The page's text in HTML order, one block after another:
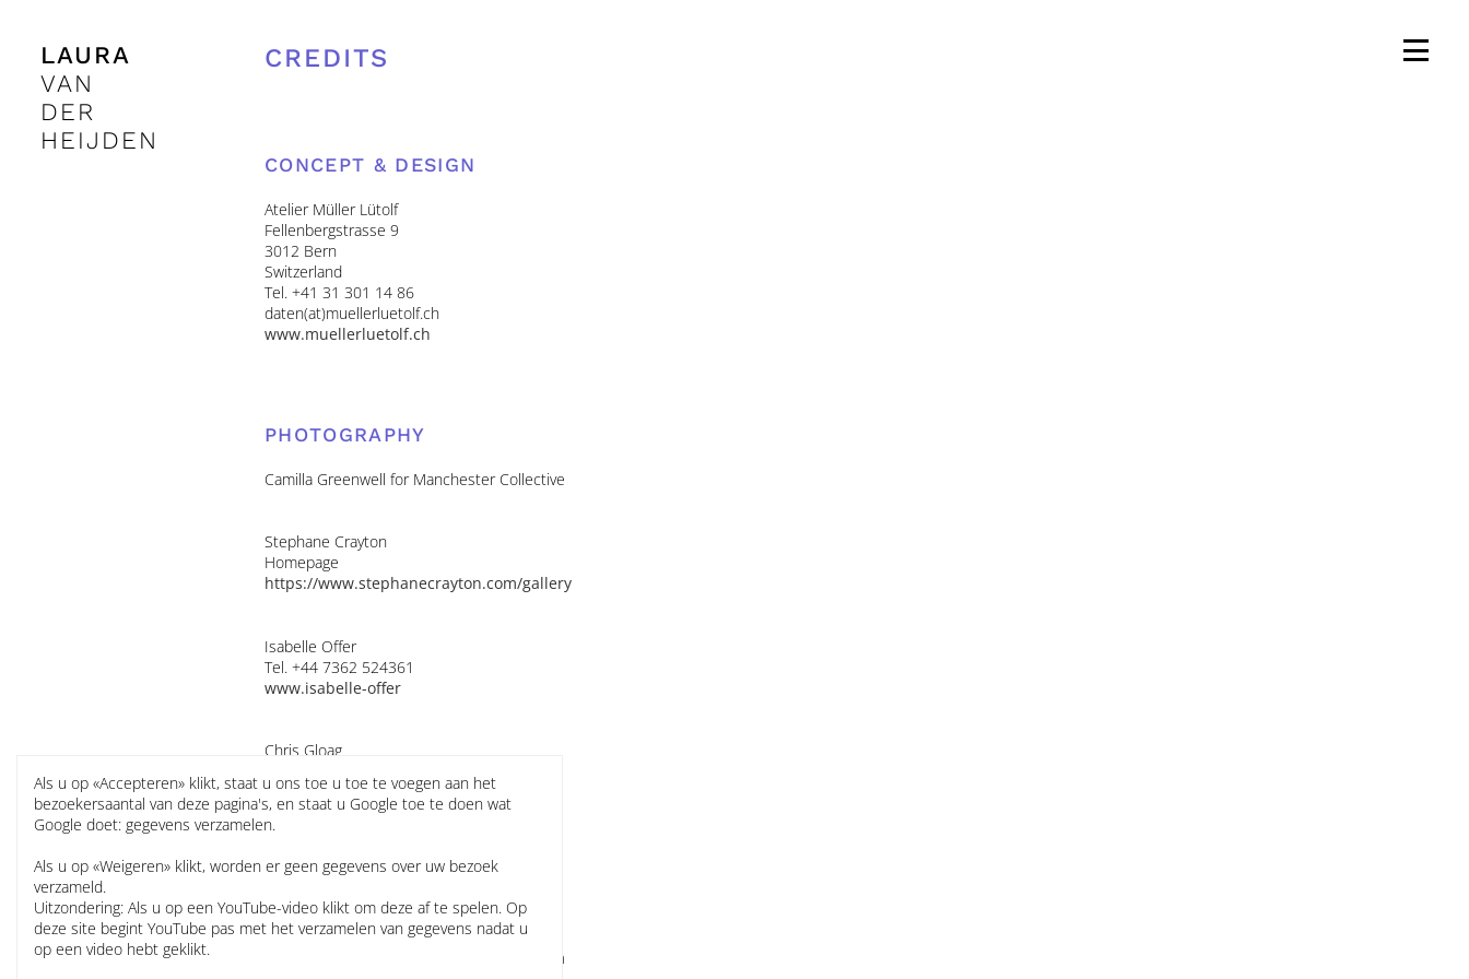
LAURA
VAN
DER
HEIJDEN
CREDITS
CONCEPT & DESIGN
Atelier Müller Lütolf
Fellenbergstrasse 9
3012 Bern
Switzerland
Tel. +41 31 301 14 86
daten(at)muellerluetolf.ch
www.muellerluetolf.ch
PHOTOGRAPHY
Camilla Greenwell for Manchester Collective
Stephane Crayton
Homepage
https://www.stephanecrayton.com/gallery
Isabelle Offer
Tel. +44 7362 524361
www.isabelle-offer
Chris Gloag
Tel. +44 7759 344 495
studio(at)chrisgloag.com
www.chrisgloag.com
Tel. +44 7891 869 711
mgjohnson16(at)gmail.com
www.matthewjohnsonphotographer.com
Als u op «Accepteren» klikt, staat u ons toe u toe te voegen aan het
bezoekersaantal van deze pagina's, en staat u Google toe te doen wat
Google doet: gegevens verzamelen.
Als u op «Weigeren» klikt, worden er geen gegevens over uw bezoek
verzameld.
Uitzondering: Als u op een YouTube-video klikt om deze af te spelen. Op
deze site begint YouTube pas met het verzamelen van gegevens nadat u
op een video hebt geklikt.